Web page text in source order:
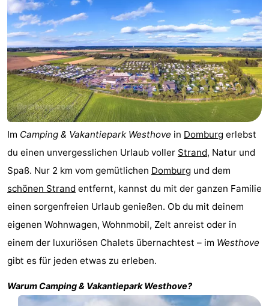
Loverendale
Résidence
Wijngaerde
Campingplätze
Ferienhäuser
-
Buitenhof
Domburg
-
Hof
Domburg
-
Westhove
Hotels
Zimmer
(mit
Frühstück)
Lastminutes
Strand
Sehen
&
-
Im Camping & Vakantiepark Westhove in Domburg erlebst
du einen unvergesslichen Urlaub voller Strand, Natur und
Spaß. Nur 2 km vom gemütlichen Domburg und dem
schönen Strand entfernt, kannst du mit der ganzen Familie
einen sorgenfreien Urlaub genießen. Ob du mit deinem
eigenen Wohnwagen, Wohnmobil, Zelt anreist oder in
einem der luxuriösen Chalets übernachtest – im Westhove
gibt es für jeden etwas zu erleben.
Warum Camping & VakantieparkWesthove?